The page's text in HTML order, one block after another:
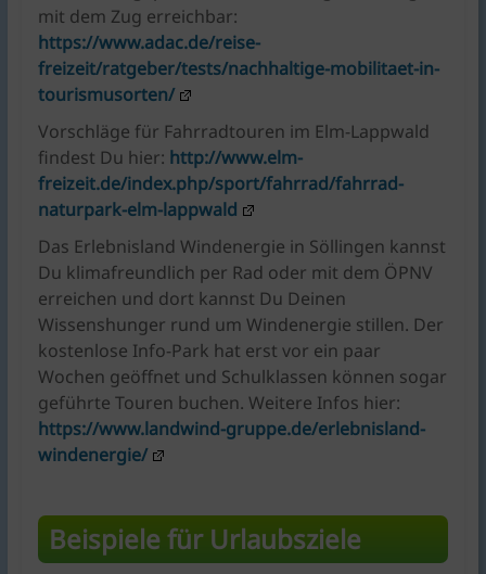
mit dem Zug erreichbar:
https://www.adac.de/reise-
freizeit/ratgeber/tests/nachhaltige-mobilitaet-in-
tourismusorten/
Vorschläge für Fahrradtouren im Elm-Lappwald
findest Du hier: http://www.elm-
freizeit.de/index.php/sport/fahrrad/fahrrad-
naturpark-elm-lappwald
Das Erlebnisland Windenergie in Söllingen kannst
Du klimafreundlich per Rad oder mit dem ÖPNV
erreichen und dort kannst Du Deinen
Wissenshunger rund um Windenergie stillen. Der
kostenlose Info-Park hat erst vor ein paar
Wochen geöffnet und Schulklassen können sogar
geführte Touren buchen. Weitere Infos hier:
https://www.landwind-gruppe.de/erlebnisland-
windenergie/
Beispiele für Urlaubsziele